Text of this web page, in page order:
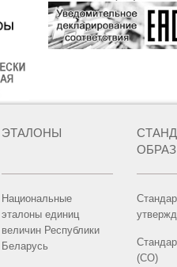
ЭТАЛОНЫ
Национальные
эталоны единиц
величин Республики
Беларусь
(СО)